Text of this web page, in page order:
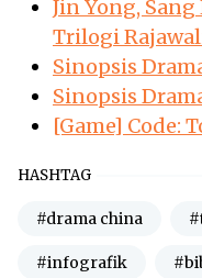
Jin Yong,
Trilogi
Sinopsis
Sinopsis
[Game] Code:
HASHTAG
#drama china
#infografik